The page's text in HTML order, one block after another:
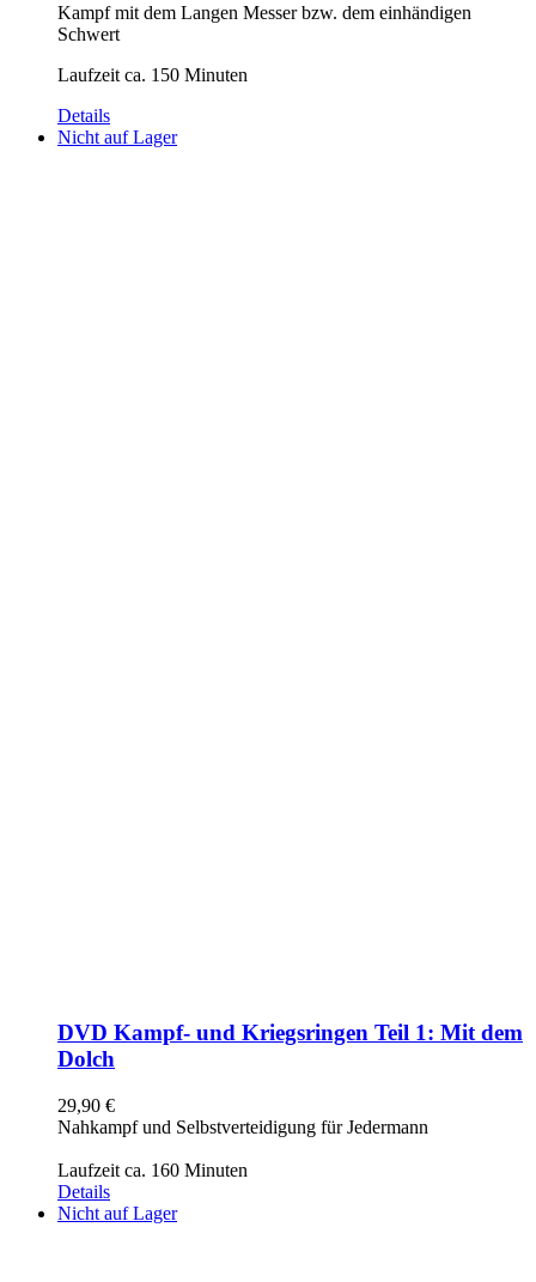
Kampf mit dem Langen Messer bzw. dem einhändigen
Schwert
Laufzeit ca. 150 Minuten
Details
Nicht auf Lager
DVD Kampf- und Kriegsringen Teil 1: Mit dem
Dolch
29,90 €
Nahkampf und Selbstverteidigung für Jedermann
Laufzeit ca. 160 Minuten
Details
Nicht auf Lager